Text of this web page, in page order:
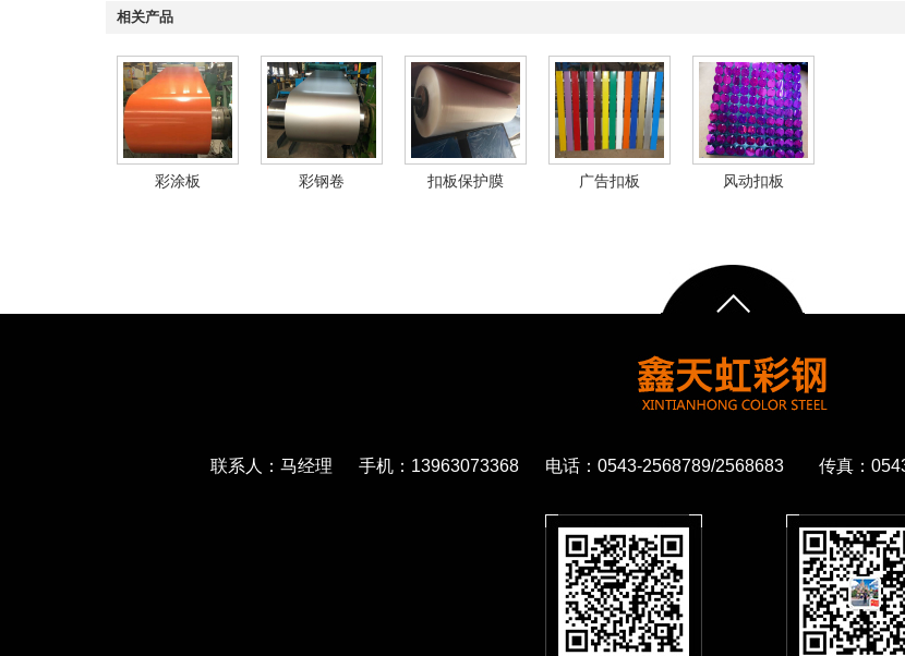
相关产品
彩涂板 彩钢卷 扣板保护膜 广告扣板 风动扣板
联系人：马经理 手机：13963073368 电话：0543-2568789/2568683 传真：